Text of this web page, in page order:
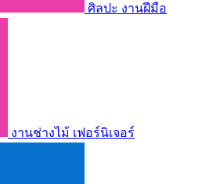
ศิลปะ งานฝีมือ
งานช่างไม้ เฟอร์นิเจอร์